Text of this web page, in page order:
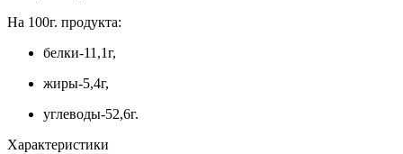
На 100г. продукта:
белки-11,1г,
жиры-5,4г,
углеводы-52,6г.
Характеристики